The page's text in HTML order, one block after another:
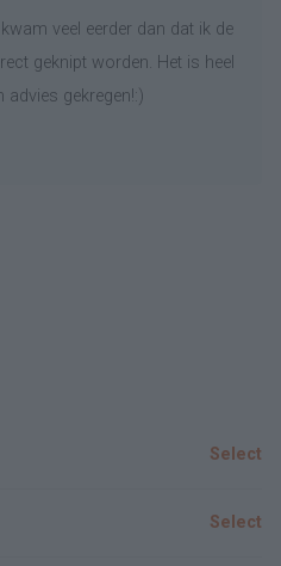
veel eerder dan dat ik de
geknipt worden. Het is heel
gekregen!:)
Select
Select